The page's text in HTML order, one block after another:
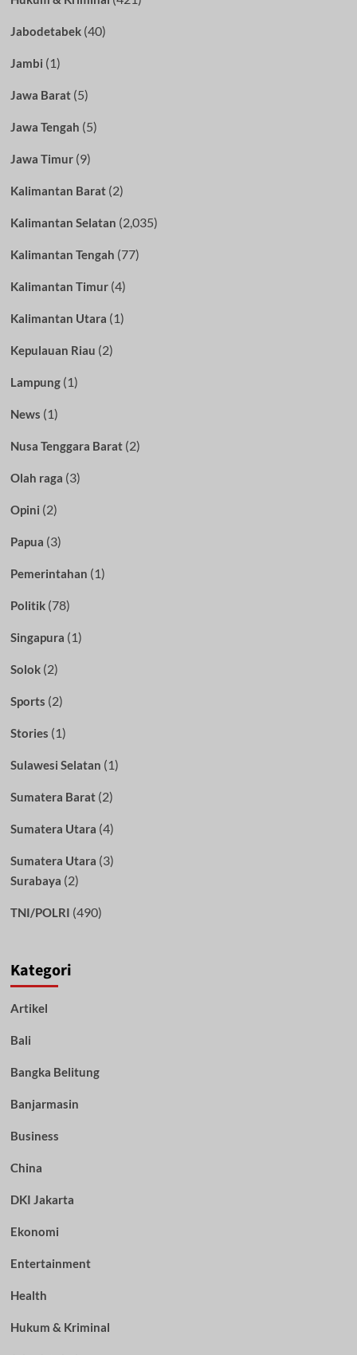
Jabodetabek(40)
Jambi (1)
Jawa Barat(5)
Jawa Tengah (5)
Jawa Timur(9)
Kalimantan Barat(2)
Kalimantan Selatan (2,035)
Kalimantan Tengah (77)
Kalimantan Timur(4)
Kalimantan Utara (1)
Kepulauan Riau (2)
Lampung(1)
News (1)
Nusa Tenggara Barat(2)
Olah raga (3)
Opini (2)
Papua (3)
Pemerintahan (1)
Politik(78)
Singapura (1)
Solok(2)
Sports (2)
Stories (1)
Sulawesi Selatan (1)
Sumatera Barat(2)
Sumatera Utara (4)
Sumatera Utara (3)
Surabaya (2)
TNI/POLRI (490)
Kategori
Artikel
Bali
Bangka Belitung
Banjarmasin
Business
China
DKI Jakarta
Ekonomi
Entertainment
Health
Hukum & Kriminal